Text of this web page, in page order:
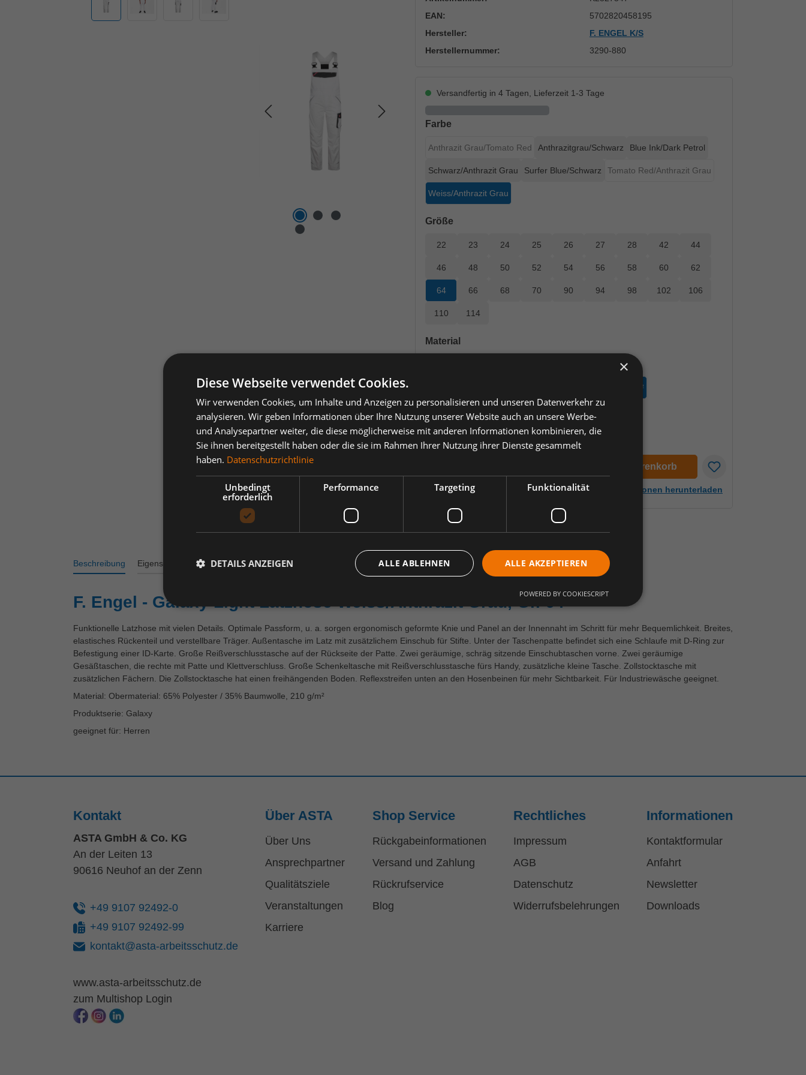
Hersteller: F. ENGEL K/S
EAN:
5702820458195
Herstellernummer: 3290-880
Versandfertig in 4 Tagen, Lieferzeit 1-3 Tage
Farbe
Anthrazit Grau/Tomato Red
(Diese Option ist zurzeit nicht verfügbar.)
Anthrazitgrau/Schwarz Blue Ink/Dark Petrol
Schwarz/Anthrazit Grau Surfer Blue/Schwarz Tomato Red/Anthrazit Grau
Weiss/Anthrazit Grau
Größe
22 23 24 25 26 27 28 42 44
46 48 50 52 54 56 58 60 62
64 66 68 70 90 94 98 102 106
110 114
Materialauswählen
Obermaterial: 65% Polyester / 35% Baumwolle, 210 g/m²
114,24 €*
je Stück
In den Warenkorb
Artikelinformationen herunterladen
Beschreibung Eigenschaften Varianten Bewertungen
F. Engel - Galaxy Light Latzhose Weiss/Anthrazit Grau, Gr. 64
Funktionelle Latzhose mit vielen Details. Optimale Passform, u. a. sorgen ergonomisch geformte Knie und Panel an der Innennaht im Schritt für mehr Bequemlichkeit. Breites,
elastisches Rückenteil und verstellbare Träger. Außentasche im Latz mit zusätzlichem Einschub für Stifte. Unter der Taschenpatte befindet sich eine Schlaufe mit D-Ring zur
Befestigung einer ID-Karte. Große Reißverschlusstasche auf der Rückseite der Patte. Zwei geräumige, schräg sitzende Einschubtaschen vorne. Zwei geräumige
Gesäßtaschen, die rechte mit Patte und Klettverschluss. Große Schenkeltasche mit Reißverschlusstasche fürs Handy, zusätzliche kleine Tasche. Zollstocktasche mit
zusätzlichen Fächern. Die Zollstocktasche hat einen freihängenden Boden. Reflexstreifen unten an den Hosenbeinen für mehr Sichtbarkeit. Für Industriewäsche geeignet.
Material: Obermaterial: 65% Polyester / 35% Baumwolle, 210 g/m²
Produktserie: Galaxy
geeignet für: Herren
Kontakt
ASTA GmbH & Co. KG
An der Leiten 13
90616 Neuhof an der Zenn
+49 9107 92492-0
+49 9107 92492-99
kontakt@asta-arbeitsschutz.de
www.asta-arbeitsschutz.de
zum Multishop Login
Über ASTA
Über Uns
Ansprechpartner
Qualitätsziele
Veranstaltungen
Karriere
Shop Service
Rückgabeinformationen
Versand und Zahlung
Rückrufservice
Blog
Rechtliches
Impressum
AGB
Datenschutz
Widerrufsbelehrungen
Informationen
Kontaktformular
Anfahrt
Newsletter
Downloads
×
Diese Webseite verwendet Cookies.
Wir verwenden Cookies, um Inhalte und Anzeigen zu personalisieren und unseren Datenverkehr zu
analysieren. Wir geben Informationen über Ihre Nutzung unserer Website auch an unsere Werbe-
und Analysepartner weiter, die diese möglicherweise mit anderen Informationen kombinieren, die
Sie ihnen bereitgestellt haben oder die sie im Rahmen Ihrer Nutzung ihrer Dienste gesammelt
haben. Datenschutzrichtlinie
Unbedingt
erforderlich
Performance Targeting Funktionalität
ALLE AKZEPTIEREN
ALLE ABLEHNEN
DETAILS ANZEIGEN
POWERED BY COOKIESCRIPT